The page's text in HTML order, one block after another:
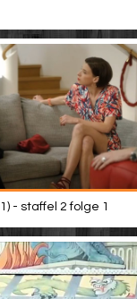
- staffel 2 folge 1